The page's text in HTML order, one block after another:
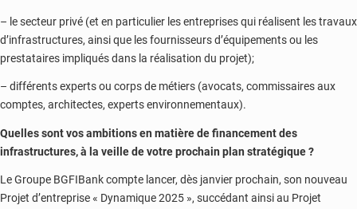
– le secteur privé (et en particulier les entreprises qui réalisent les travaux
d’infrastructures, ainsi que les fournisseurs d’équipements ou les
prestataires impliqués dans la réalisation du projet);
– différents experts ou corps de métiers (avocats, commissaires aux
comptes, architectes, experts environnementaux).
Quelles sont vos ambitions en matière de financement des
infrastructures, à la veille de votre prochain plan stratégique ?
Le Groupe BGFIBank compte lancer, dès janvier prochain, son nouveau
Projet d’entreprise « Dynamique 2025 », succédant ainsi au Projet